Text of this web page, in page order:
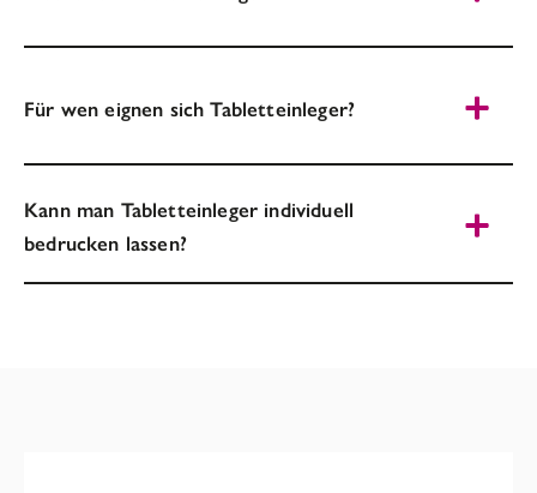
Für wen eignen sich Tabletteinleger?
Kann man Tabletteinleger individuell
bedrucken lassen?